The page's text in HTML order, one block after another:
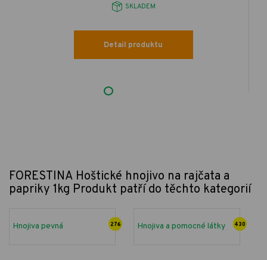
SKLADEM
Detail produktu
FORESTINA Hoštické hnojivo na rajčata a
papriky 1kg Produkt patří do těchto kategorií
Hnojiva pevná 276 Hnojiva a pomocné látky 430